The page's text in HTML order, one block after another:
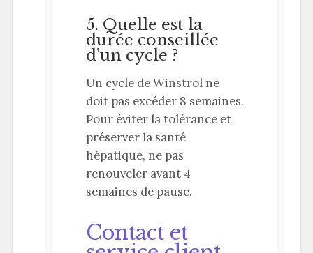
5. Quelle est la
durée conseillée
d’un cycle ?
Un cycle de Winstrol ne
doit pas excéder 8 semaines.
Pour éviter la tolérance et
préserver la santé
hépatique, ne pas
renouveler avant 4
semaines de pause.
Contact et